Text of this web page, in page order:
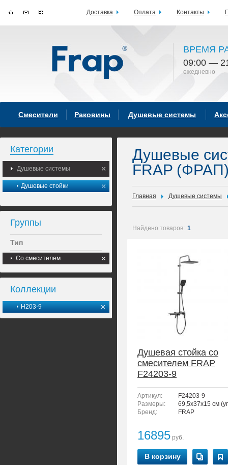
ВРЕМЯ
09:00 —
ежедневно
Смесители Раковины Душевые системы
Категории
Душевые системы
Душевые стойки
Группы
Тип
Со смесителем
Коллекции
H203-9
Душевые
FRAP
Главная Душевые системы
Найдено товаров: 1
Душевая стойка со
смесителем FRAP
F24203-9
Артикул:
F24203-9
Размеры:
69,5x37x15 см
Бренд:
FRAP
16895 руб.
В корзину
Доставка Оплата Контакты